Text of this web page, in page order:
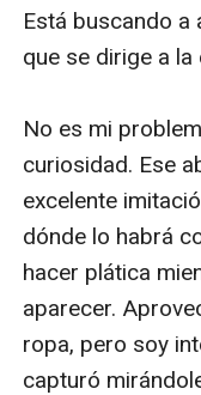
Está buscando a
que se dirige a
No es mi
curiosidad. Ese
excelente
dónde lo habrá
hacer plática
aparecer.
ropa, pero soy
capturó